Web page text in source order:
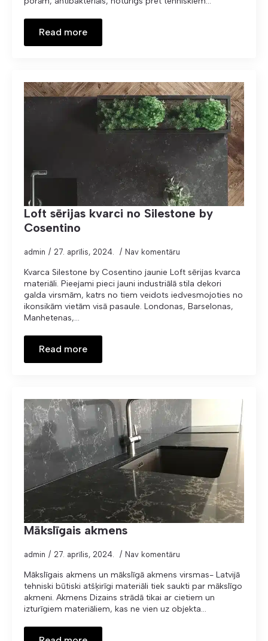
Read more
Loft sērijas kvarci no Silestone by
Cosentino
admin 27. aprīlis, 2024. Nav komentāru
Kvarca Silestone by Cosentino jaunie Loft sērijas kvarca
materiāli. Pieejami pieci jauni industriālā stila dekori
galda virsmām, katrs no tiem veidots iedvesmojoties no
ikonsikām vietām visā pasaule. Londonas, Barselonas,
Manhetenas,…
Read more
Mākslīgais akmens
admin 27. aprīlis, 2024. Nav komentāru
Mākslīgais akmens un mākslīgā akmens virsmas- Latvijā
tehniski būtiski atšķirīgi materiāli tiek saukti par mākslīgo
akmeni. Akmens Dizains strādā tikai ar cietiem un
izturīgiem materiāliem, kas ne vien uz objekta…